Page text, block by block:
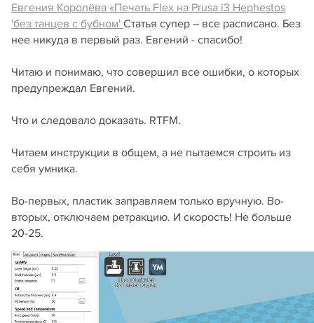
Евгения Королёва «Печать Flex на Prusa i3 Hephestos
'без танцев с бубном' Статья супер – все расписано. Без
нее никуда в первый раз. Евгений - спасибо!
Читаю и понимаю, что совершил все ошибки, о которых
предупреждал Евгений.
Что и следовало доказать. RTFM.
Читаем инструкции в общем, а не пытаемся строить из
себя умника.
Во-первых, пластик заправляем только вручную. Во-
вторых, отключаем ретракцию. И скорость! Не больше
20-25.